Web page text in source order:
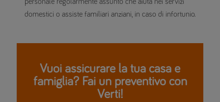
domestici o assiste familiari anziani, in caso di infortunio.
Vuoi assicurare la tua casa e
famiglia? Fai un preventivo con
Verti!